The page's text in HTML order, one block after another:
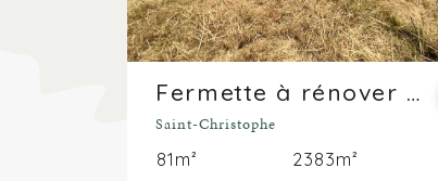
Fermette à rénover avec grange et garage sur un terrain ensoleillé de 2 383 m² – Le plus gros des travaux est déjà fait !
Saint-Christophe
81m²
2383m²